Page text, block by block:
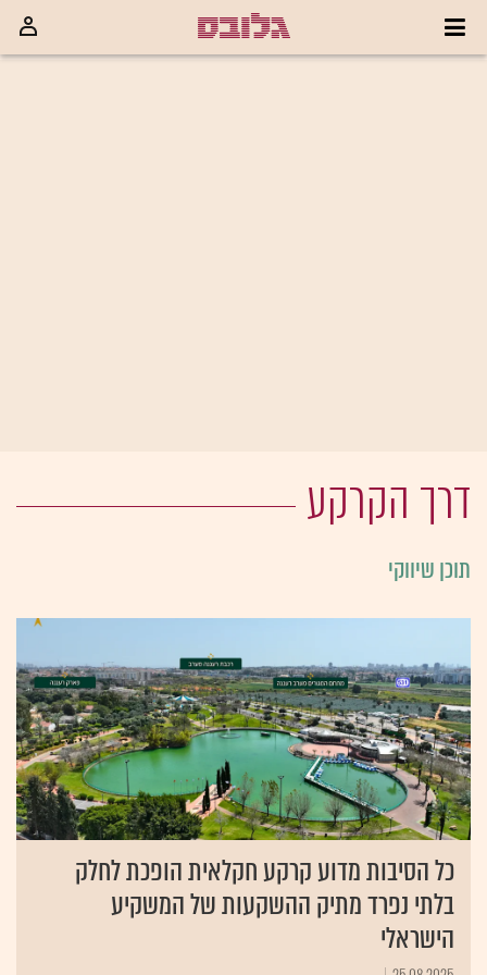
דרך הקרקע
תוכן שיווקי
כל הסיבות מדוע קרקע חקלאית הופכת לחלק
בלתי נפרד מתיק ההשקעות של המשקיע
הישראלי